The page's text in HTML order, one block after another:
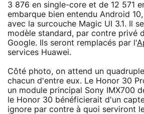
3 876 en single-core et de 12 571
embarque bien entendu Android
avec la surcouche Magic UI 3.1. Il
modèle standard, par contre privé
Google. Ils seront remplacés par l'
services Huawei.
Côté photo, on attend un
chacun d'entre eux. Le Honor 30
un module principal Sony IMX700
le Honor 30 bénéficierait d'un
ignore par contre à quoi serviront